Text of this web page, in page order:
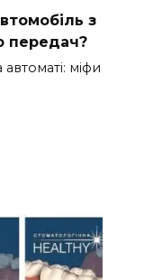
з
передач?
міфи